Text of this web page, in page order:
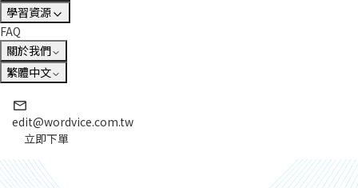
學習資源
FAQ
關於我們
繁體中文
edit@wordvice.com.tw
立即下單